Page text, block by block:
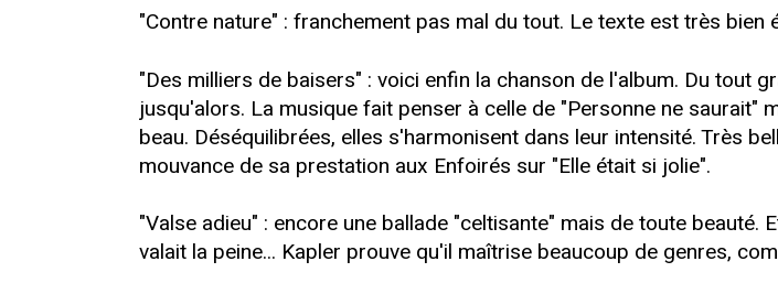
"Contre nature" : franchement pas mal du tout. Le texte est très bien
"Des milliers de baisers" : voici enfin la chanson de l'album. Du tout
jusqu'alors. La musique fait penser à celle de "Personne ne
beau. Déséquilibrées, elles s'harmonisent dans leur intensité. Très
mouvance de sa prestation aux Enfoirés sur "Elle était si jolie".
"Valse adieu" : encore une ballade "celtisante" mais de toute
valait la peine... Kapler prouve qu'il maîtrise beaucoup de genres,